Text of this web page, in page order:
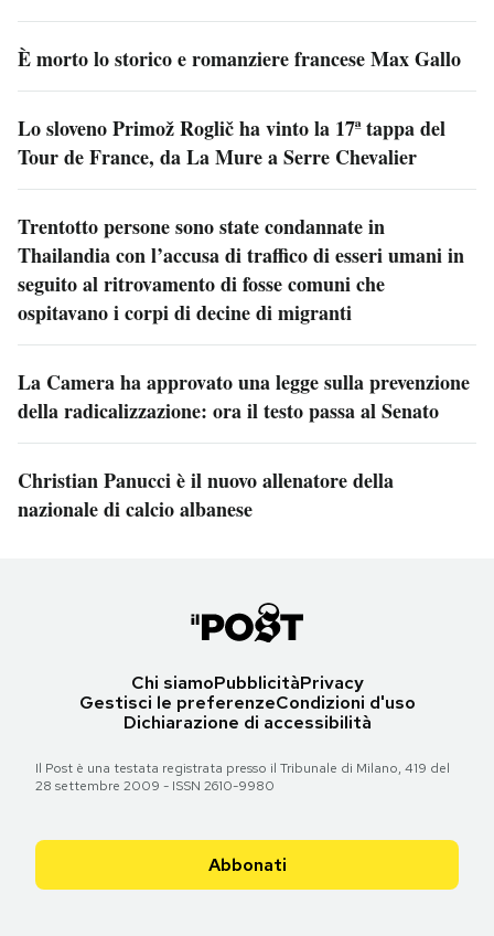
È morto lo storico e romanziere francese Max Gallo
Lo sloveno Primož Roglič ha vinto la 17ª tappa del
Tour de France, da La Mure a Serre Chevalier
Trentotto persone sono state condannate in
Thailandia con l’accusa di traffico di esseri umani in
seguito al ritrovamento di fosse comuni che
ospitavano i corpi di decine di migranti
La Camera ha approvato una legge sulla prevenzione
della radicalizzazione: ora il testo passa al Senato
Christian Panucci è il nuovo allenatore della
nazionale di calcio albanese
Chi siamoPubblicitàPrivacy
Gestisci le preferenzeCondizioni d'uso
Dichiarazione di accessibilità
Il Post è una testata registrata presso il Tribunale di Milano, 419 del
28 settembre 2009 - ISSN 2610-9980
Abbonati